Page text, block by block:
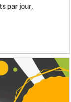
par jour,